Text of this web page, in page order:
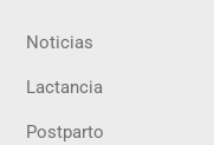
Noticias
Lactancia
Postparto